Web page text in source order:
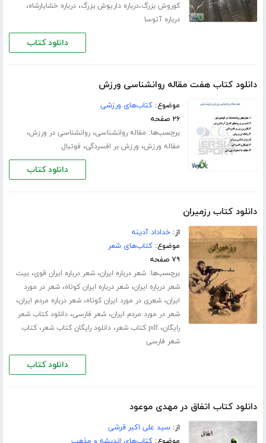
کوروش بزرگ،درباره داریوش بزرگ،درباره خشایارشاه،
درباره آتوسا
دانلود کتاب
دانلود کتاب هفت مقاله روانشناسی ورزش
موضوع:کتاب‌های ورزشی
۲۶ صفحه
برچسب‌ها: مقاله روانشناسی،روانشناسی در ورزش،
مقاله ورزش، ورزش بر افسردگی، فوتبال
دانلود کتاب
دانلود کتاب رزمیران
از:خداداد آدینه
موضوع:کتاب‌های شعر
۷۹ صفحه
برچسب‌ها:شعر درباره ایران،شعر درباره ایران قوی،بیت
شعر درباره ایران،شعر درباره ایران کوتاه،شعر در مورد
ایران،شعری در مورد ایران کوتاه،شعر درباره مردم ایران،
شعر در مورد مردم ایران،شعر فارسی،دانلود کتاب شعر
رایگان،pdf کتاب شعر ،دانلود رایگان کتاب شعر،کتاب
شعر فارسی
دانلود کتاب
دانلود کتاب اتفاق در مهدی موعود
از:سید علی اکبر قرشی